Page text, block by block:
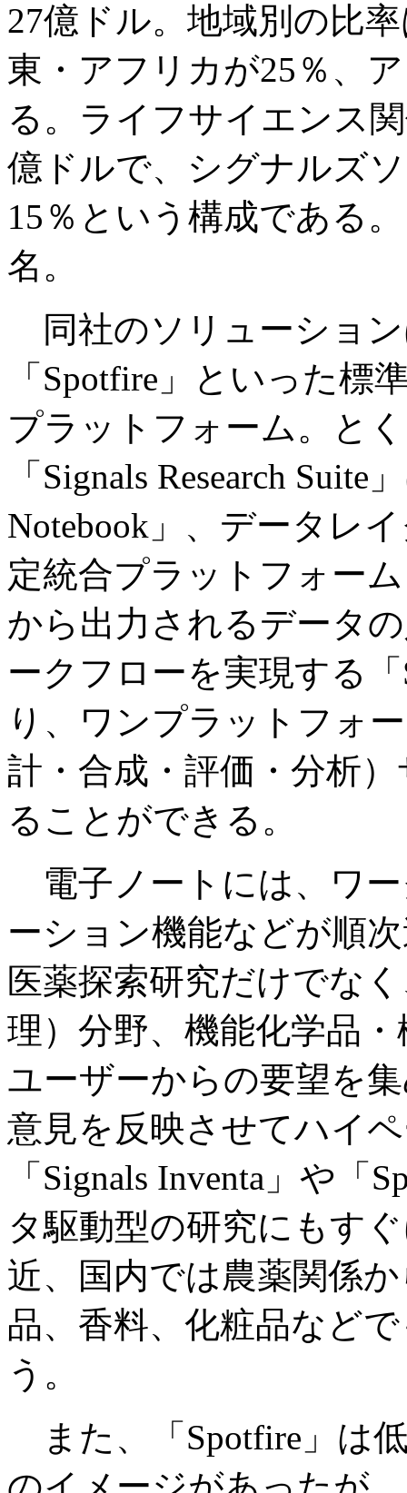
27億ドル。地域別の比
東・アフリカが25％、
る。ライフサイエンス
億ドルで、シグナルズ
15％という構成である
名。
同社のソリューション
「Spotfire」といった標
プラットフォーム。と
「Signals Research
Notebook」、データレ
定統合プラットフォー
から出力されるデータ
ークフローを実現する
り、ワンプラットフォ
計・合成・評価・分析
ることができる。
電子ノートには、ワ
ーション機能などが順
医薬探索研究だけでな
理）分野、機能化学品
ユーザーからの要望を
意見を反映させてハイ
「Signals Inventa」や
タ駆動型の研究にもす
近、国内では農薬関係
品、香料、化粧品など
う。
また、「Spotfire」は